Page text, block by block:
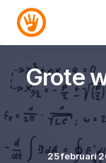
Grote
25 februari